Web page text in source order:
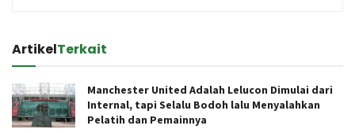
ArtikelTerkait
Manchester United Adalah Lelucon Dimulai dari
Internal, tapi Selalu Bodoh lalu Menyalahkan
Pelatih dan Pemainnya